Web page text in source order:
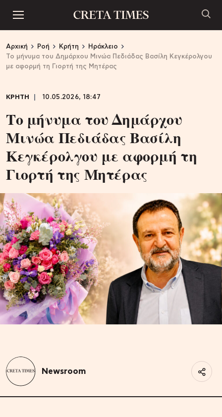
Αρχική Ροή Κρήτη
Ηράκλειο
Το μήνυμα του Δημάρχου Μινώα Πεδιάδας Βασίλη Κεγκέρολγου
με αφορμή τη Γιορτή της Μητέρας
ΚΡΗΤΗ 10.05.2026, 18:47
Το μήνυμα του Δημάρχου
Μινώα Πεδιάδας Βασίλη
Κεγκέρολγου με αφορμή τη
Γιορτή της Μητέρας
Newsroom